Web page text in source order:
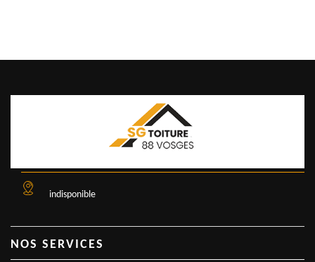
indisponible
NOS SERVICES